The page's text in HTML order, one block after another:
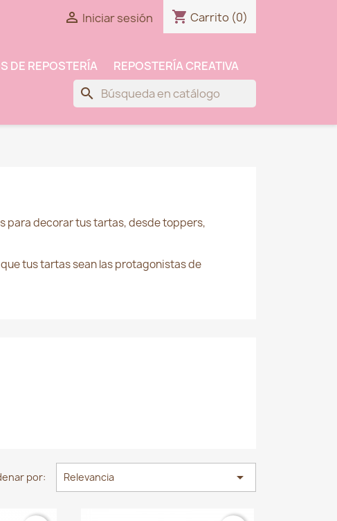
 Iniciar sesión shopping_cart Carrito (0)
DE REPOSTERÍA REPOSTERÍA CREATIVA
search
para decorar tus tartas, desde toppers,
tus tartas sean las protagonistas de
por: Relevancia 